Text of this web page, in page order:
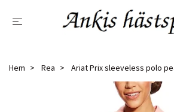
Hem Rea Ariat Prix sleeveless polo